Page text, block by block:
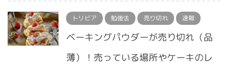
トリビア 勉強法 売り切れ 速報
ベーキングパウダーが売り切れ（品
薄）！売っている場所やケーキのレ